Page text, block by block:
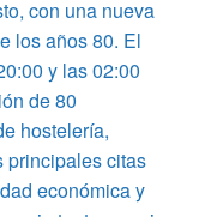
con una nueva
los años 80. El
y las 02:00
de 80
hostelería,
principales citas
económica y